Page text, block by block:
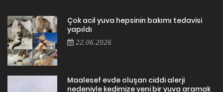
Tüm kalpleri miyavlatmak, havhavlatmak ve cikcikletmek için